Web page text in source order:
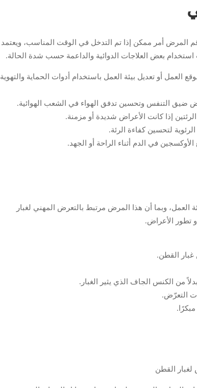
المرض أمر ممكن إذا تم التدخل في الوقت المناسب، ويعتمد
بعض العلاجات الدوائية والداعمة حسب شدة الحالة.
أو تعديل بيئة العمل باستخدام أدوات الحماية والتهوية
ضيق التنفس وتحسين تدفق الهواء في الشعب الهوائية.
إذا كانت الأعراض شديدة أو مزمنة.
لتحسين كفاءة الرئة.
في الدم أثناء الراحة أو الجهد.
العمل، وبما أن هذا المرض مرتبط بالتعرض المهني لغبار
تطور الأعراض.
غبار القطن.
من الكنس الجاف الذي يثير الغبار.
التعرّض.